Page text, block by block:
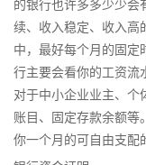
的银行也许多多少少
续、收入稳定、收入高
中，最好每个月的固定
行主要会看你的工资流
对于中小企业业主、个
账目、固定存款余额
你一个月的可自由支配